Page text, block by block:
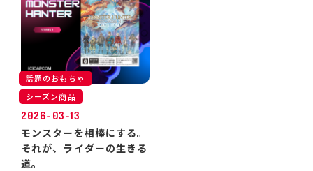
話題のおもちゃ
シーズン商品
2026-03-13
モンスターを相棒にする。
それが、ライダーの生きる
道。